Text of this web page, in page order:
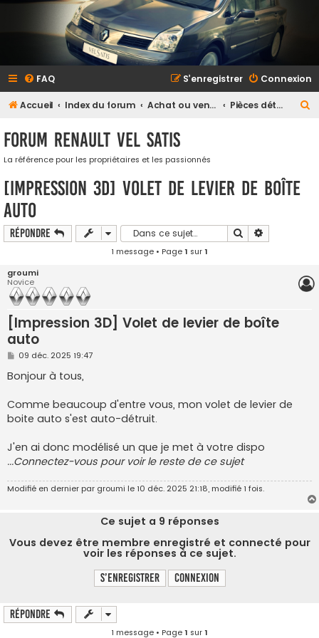
FAQ Connexion
S’enregistrer
Accueil Index du forum Achat ou vente Pièces détachées et accessoires
Forum Renault VEL SATIS
La référence pour les propriétaires et les passionnés
[Impression 3D] Volet de levier de boîte
auto
Répondre Rechercher
1 message • Page1 sur1
groumi
Novice
[Impression 3D] Volet de levier de boîte
auto
M
s
s
g
e
09 déc. 2025 19:47
Bonjour à tous,
Comme beaucoup d'entre vous, mon volet de levier de
boite auto s'est auto-détruit.
J'en ai donc modélisé un que je met à votre dispo
...Connectez-vous pour voir le reste de ce sujet
Modifié en dernier par groumi le 10 déc. 2025 21:18, modifié 1 fois.
Ce sujet a 9 réponses
Vous devez être membre enregistré et connecté pour
voir les réponses à ce sujet.
S’enregistrer Connexion
Répondre
1 message • Page1 sur1